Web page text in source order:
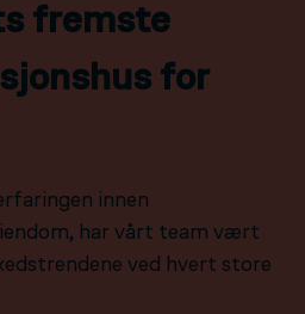
fremste
for
innen
har vårt team vært
ved hvert store